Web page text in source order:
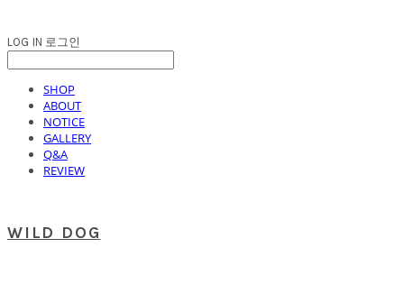
LOG IN 로그인
SHOP
ABOUT
NOTICE
GALLERY
Q&A
REVIEW
WILD DOG